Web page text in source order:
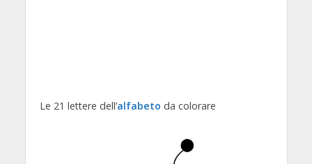
Le 21 lettere dell’alfabeto da colorare